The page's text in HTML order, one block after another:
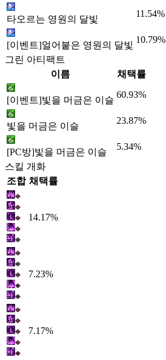
타오르는 영원의 달빛
11.54%
[이벤트]얼어붙은 영원의 달빛
10.79%
그린 아티팩트
이름
채택률
[이벤트]빛을 머금은 이슬
60.93%
빛을 머금은 이슬
23.87%
[PC방]빛을 머금은 이슬
5.34%
스킬 개화
조합 채택률
14.17%
7.23%
7.17%